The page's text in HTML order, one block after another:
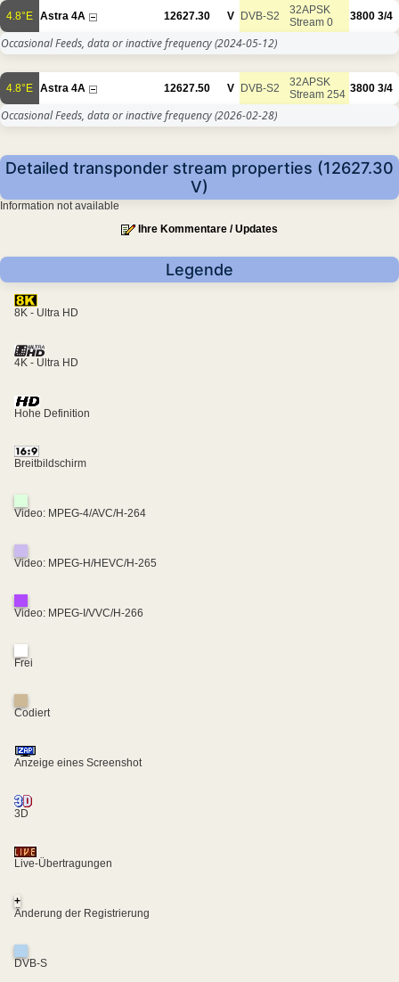
4.8°E Astra 4A 12627.30 V DVB-S2
32APSK
Stream 0
3800 3/4
Occasional Feeds, data or inactive frequency(2024-05-12)
4.8°E Astra 4A 12627.50 V DVB-S2
32APSK
Stream 254 3800 3/4
Occasional Feeds, data or inactive frequency(2026-02-28)
Detailed transponder stream properties (12627.30
V)
Information not available
Ihre Kommentare / Updates
Legende
8K - Ultra HD
4K - Ultra HD
Hohe Definition
Breitbildschirm
Video: MPEG-4/AVC/H-264
Video: MPEG-H/HEVC/H-265
Video: MPEG-I/VVC/H-266
Frei
Codiert
Anzeige eines Screenshot
3D
Live-Übertragungen
+
Änderung der Registrierung
DVB-S